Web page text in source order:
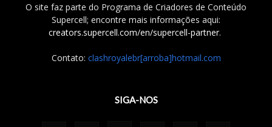
O site faz parte do Programa de Criadores de Conteúdo
Supercell; encontre mais informações aqui:
creators.supercell.com/en/supercell-partner.
Contato: clashroyalebr[arroba]hotmail.com
SIGA-NOS